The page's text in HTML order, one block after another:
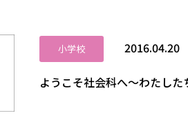
小学校 2016.04.20
ようこそ社会科へ～わたし